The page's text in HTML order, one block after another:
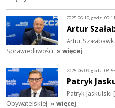
2025-06-10, godz. 09:11
Artur
Artur
Sprawiedliwości » więcej
2025-06-09, godz. 08:55
Patryk
Patryk Jaskulski
Obywatelskiej » więcej